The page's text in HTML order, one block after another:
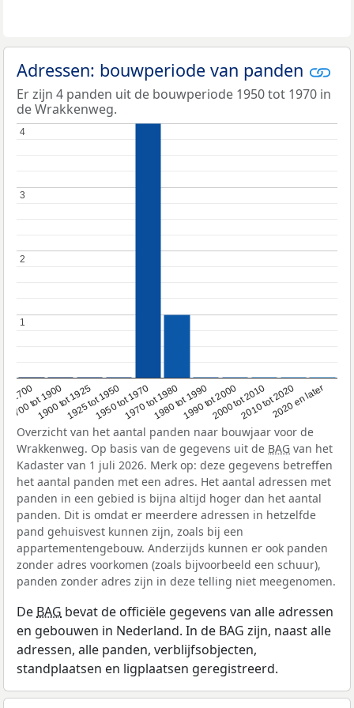
Adressen: bouwperiode van panden
Er zijn 4 panden uit de bouwperiode 1950 tot 1970 in
de Wrakkenweg.
1700
1700 tot 1900
1900 tot 19251925 tot 19501950 tot 19701970 tot 19801980 tot 19901990 tot 20002000 tot 20102010 tot 20202020 en later
1
1
2
2
3
3
4
4
Overzicht van het aantal panden naar bouwjaar voor de
Wrakkenweg. Op basis van de gegevens uit de BAG van het
Kadaster van 1 juli 2026. Merk op: deze gegevens betreffen
het aantal panden met een adres. Het aantal adressen met
panden in een gebied is bijna altijd hoger dan het aantal
panden. Dit is omdat er meerdere adressen in hetzelfde
pand gehuisvest kunnen zijn, zoals bij een
appartementengebouw. Anderzijds kunnen er ook panden
zonder adres voorkomen (zoals bijvoorbeeld een schuur),
panden zonder adres zijn in deze telling niet meegenomen.
De BAG bevat de officiële gegevens van alle adressen
en gebouwen in Nederland. In de BAG zijn, naast alle
adressen, alle panden, verblijfsobjecten,
standplaatsen en ligplaatsen geregistreerd.